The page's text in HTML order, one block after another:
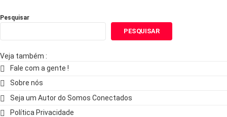
Pesquisar
PESQUISAR
Veja também :
Fale com a gente !
Sobre nós
Seja um Autor do Somos Conectados
Política Privacidade